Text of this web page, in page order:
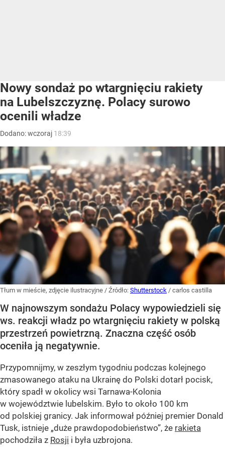
Nowy sondaż po wtargnięciu rakiety
na Lubelszczyznę. Polacy surowo
ocenili władze
Dodano:wczoraj 18:39
Tłum w mieście, zdjęcie ilustracyjne / Źródło: Shutterstock / carlos castilla
W najnowszym sondażu Polacy wypowiedzieli się
ws. reakcji władz po wtargnięciu rakiety w polską
przestrzeń powietrzną. Znaczna część osób
oceniła ją negatywnie.
Przypomnijmy, w zeszłym tygodniu podczas kolejnego
zmasowanego ataku na Ukrainę do Polski dotarł pocisk,
który spadł w okolicy wsi Tarnawa-Kolonia
w województwie lubelskim. Było to około 100 km
od polskiej granicy. Jak informował później premier Donald
Tusk, istnieje „duże prawdopodobieństwo”, że rakieta
pochodziła z Rosji i była uzbrojona.